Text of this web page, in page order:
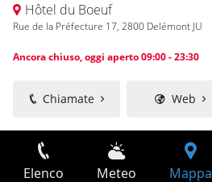
Hôtel du Boeuf
Rue de la Préfecture 17, 2800 Delémont JU
Ancora chiuso, oggi aperto 09:00 - 23:30
Chiamate Web
Elenco Meteo Mappa